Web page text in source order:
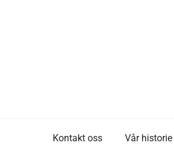
Kontakt oss Vår historie